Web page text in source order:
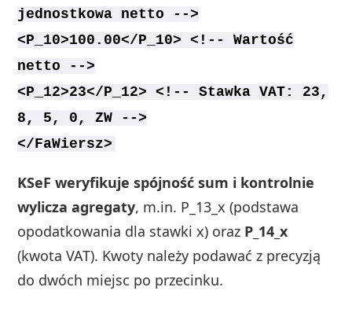
jednostkowa netto -->
<P_10>100.00</P_10> <!-- Wartość
netto -->
<P_12>23</P_12> <!-- Stawka VAT: 23,
8, 5, 0, ZW -->
</FaWiersz>
KSeF weryfikuje spójność sum i kontrolnie
wylicza agregaty, m.in. P_13_x (podstawa
opodatkowania dla stawki x) oraz P_14_x
(kwota VAT). Kwoty należy podawać z precyzją
do dwóch miejsc po przecinku.